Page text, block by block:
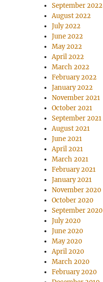
September 2022
August 2022
July 2022
June 2022
May 2022
April 2022
March 2022
February 2022
January 2022
November 2021
October 2021
September 2021
August 2021
June 2021
April 2021
March 2021
February 2021
January 2021
November 2020
October 2020
September 2020
July 2020
June 2020
May 2020
April 2020
March 2020
February 2020